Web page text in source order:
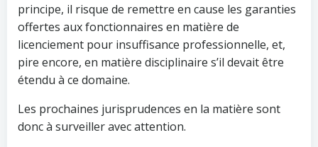
principe, il risque de remettre en cause les garanties
offertes aux fonctionnaires en matière de
licenciement pour insuffisance professionnelle, et,
pire encore, en matière disciplinaire s’il devait être
étendu à ce domaine.
Les prochaines jurisprudences en la matière sont
donc à surveiller avec attention.